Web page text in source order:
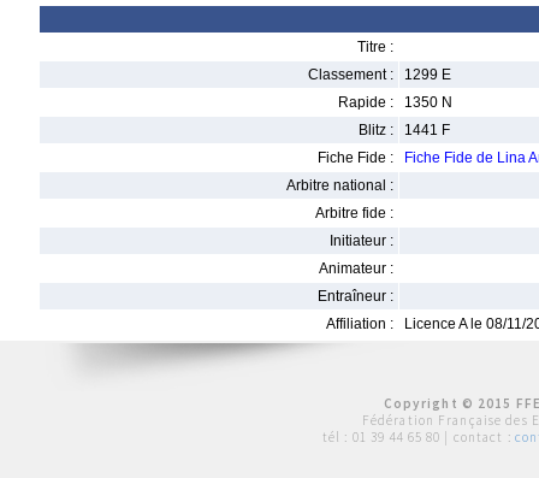
Titre :
Classement :
1299 E
Rapide :
1350 N
Blitz :
1441 F
Fiche Fide :
Fiche Fide de Lina
Arbitre national :
Arbitre fide :
Initiateur :
Animateur :
Entraîneur :
Affiliation :
Licence A le 08/11/
Copyright © 2015
Fédération Française des
tél : 01 39 44 65 80 | contact :